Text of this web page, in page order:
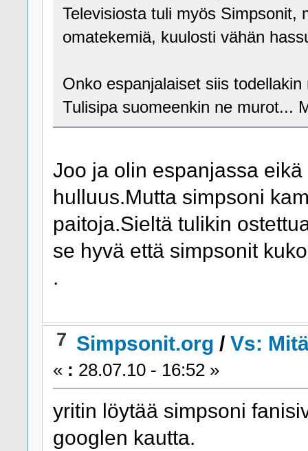
Televisiosta tuli myös Simpsonit,
omatekemiä, kuulosti vähän
Onko espanjalaiset siis
Tulisipa suomeenkin ne murot...
Joo ja olin espanjassa
hulluus.Mutta simpsoni
paitoja.Sieltä tulikin
se hyvä että simpsonit
.
7 Simpsonit.org /Vs:
« : 28.07.10 - 16:52 »
yritin löytää simpsoni
googlen kautta.